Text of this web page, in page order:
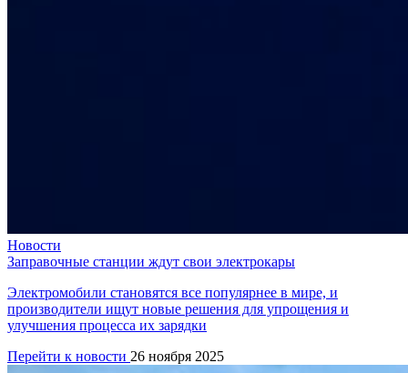
Новости
Заправочные станции ждут свои электрокары
Электромобили становятся все популярнее в мире, и
производители ищут новые решения для упрощения и
улучшения процесса их зарядки
Перейти к новости 26 ноября 2025